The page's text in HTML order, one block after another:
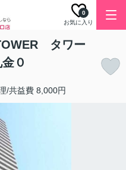
お気に入り
0
タワー
０
/共益費 8,000円